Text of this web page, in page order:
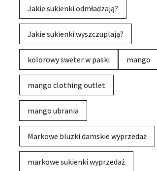
Jakie sukienki odmładzają?
Jakie sukienki wyszczuplają?
kolorowy sweter w paski mango
mango clothing outlet
mango ubrania
Markowe bluzki damskie wyprzedaż
markowe sukienki wyprzedaż